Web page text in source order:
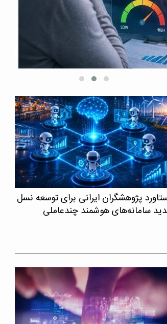
پژوهشگران ایرانی برای توسعه نسل
سامانه‌های هوشمند چندعاملی